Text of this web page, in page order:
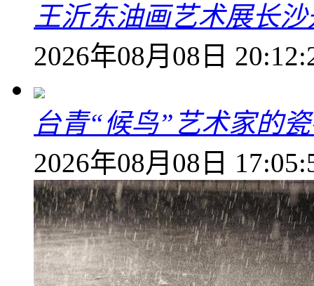
王沂东油画艺术展长
2026年08月08日
台青“候鸟”艺术家的
2026年08月08日